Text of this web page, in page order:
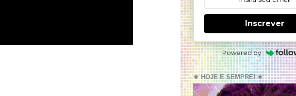
Inscrever
Powered by
⚜️ HOJE E SEMPRE! ⚜️